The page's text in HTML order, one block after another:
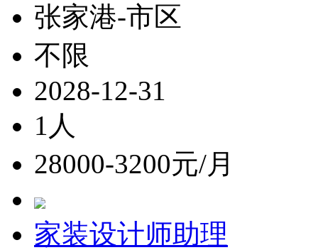
张家港-市区
不限
2028-12-31
1人
28000-3200元/月
家装设计师助理